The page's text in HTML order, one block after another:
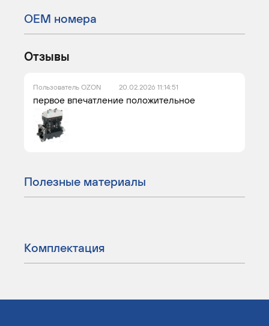
ОЕМ номера
Отзывы
Пользователь OZON 20.02.2026 11:14:51
первое впечатление положительное
Полезные материалы
Комплектация